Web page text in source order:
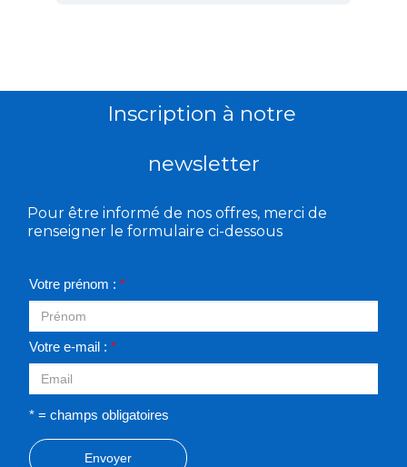
Inscription à notre
newsletter
Pour être informé de nos offres, merci de
renseigner le formulaire ci-dessous
Votre prénom : *
Votre e-mail : *
* = champs obligatoires
Envoyer